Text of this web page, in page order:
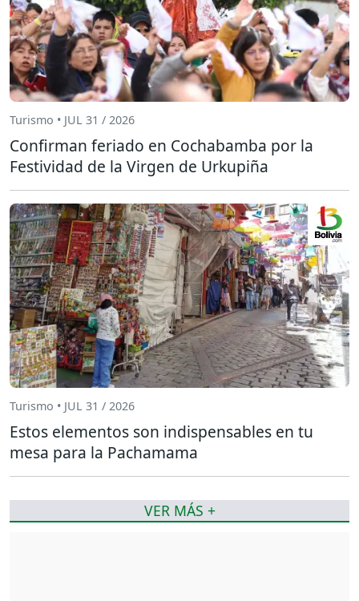
Turismo • JUL 31 / 2026
Confirman feriado en Cochabamba por la
Festividad de la Virgen de Urkupiña
Turismo • JUL 31 / 2026
Estos elementos son indispensables en tu
mesa para la Pachamama
VER MÁS +